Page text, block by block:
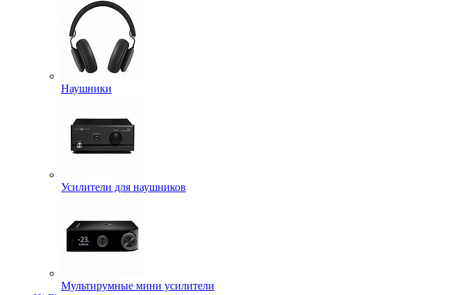
Наушники
Усилители для наушников
Мультирумные мини усилители